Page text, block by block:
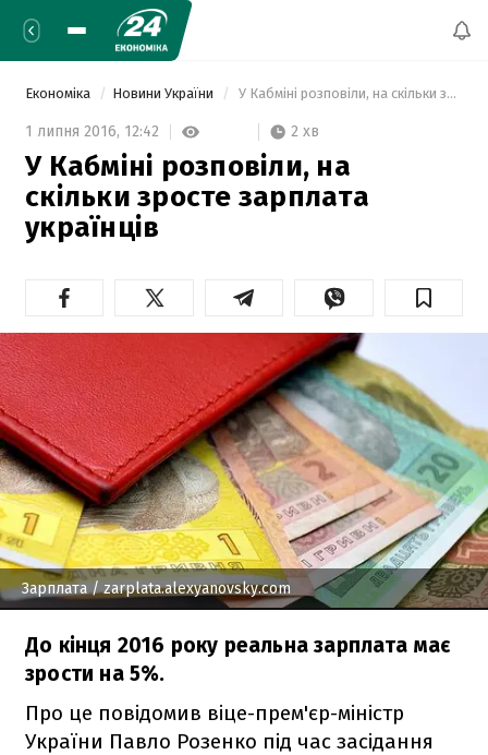
Економіка Новини України У Кабміні розповіли, на скільки зросте зарплата українців
1 липня 2016, 12:42 2 хв
У Кабміні розповіли, на
скільки зросте зарплата
українців
Зарплата/ zarplata.alexyanovsky.com
До кінця 2016 року реальна зарплата має
зрости на 5%.
Про це повідомив віце-прем'єр-міністр
України Павло Розенко під час засідання